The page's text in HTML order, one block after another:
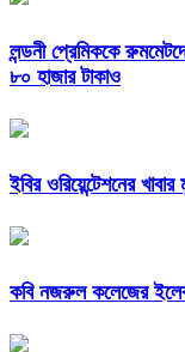
লন্ডনী প্রেমিককে
৮০ হাজার টাকাও
ইবির ওরিয়েন্টেশনের
কবি নজরুল কলেজের